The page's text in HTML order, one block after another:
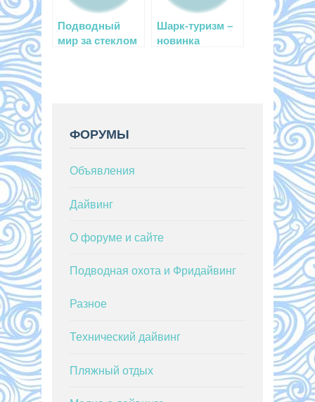
Подводный
мир за стеклом
Шарк-туризм –
новинка
ФОРУМЫ
Объявления
Дайвинг
О форуме и сайте
Подводная охота и Фридайвинг
Разное
Технический дайвинг
Пляжный отдых